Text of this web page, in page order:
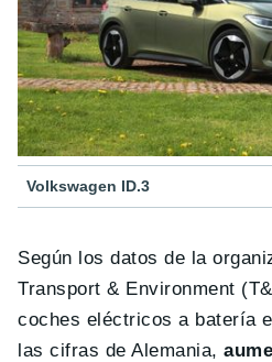
Volkswagen ID.3
Según los datos de la
Transport & Environment
coches eléctricos a batería
las cifras de Alemania,